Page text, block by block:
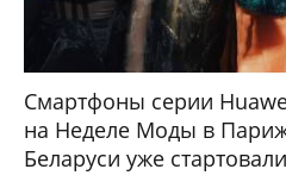
Смартфоны серии
на Неделе Моды в
Беларуси уже стартовали